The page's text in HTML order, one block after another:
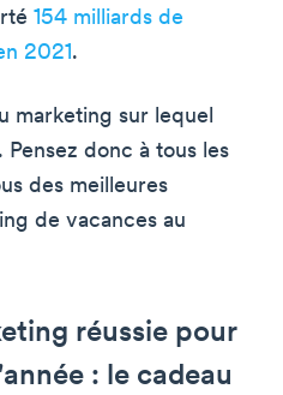
154 milliards de
2021.
marketing sur lequel
donc à tous les
des meilleures
de vacances au
réussie pour
: le cadeau